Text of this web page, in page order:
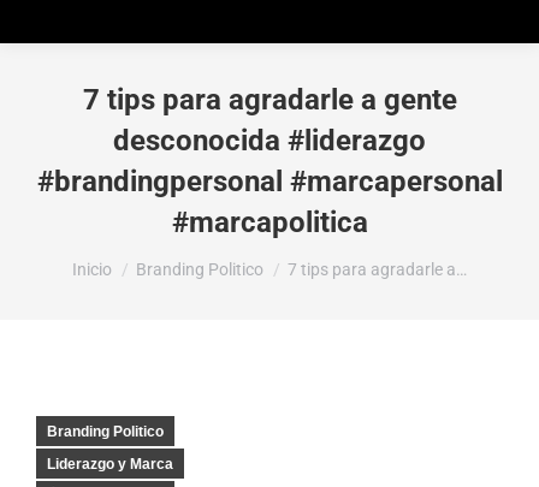
7 tips para agradarle a gente
desconocida #liderazgo
#brandingpersonal #marcapersonal
#marcapolitica
Estás aquí:
Inicio Branding Politico 7 tips para agradarle a…
Branding Politico
Liderazgo y Marca